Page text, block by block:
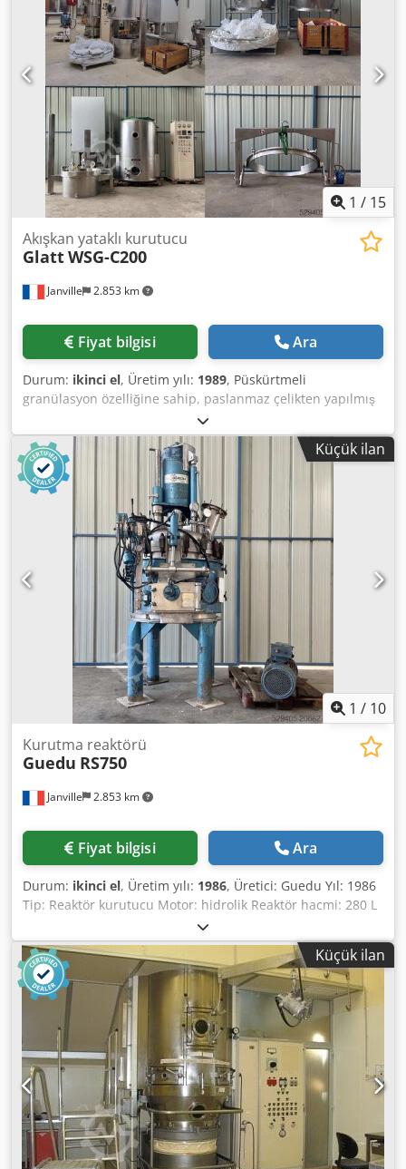
çerçeve üzerine monte edilmiştir. Talep üzerine daha fazla
bilgi, teşekkürler. Djdpfx Aer Nclajcwjck
1 / 15
Janville 2.853 km
Akışkan yataklı kurutucu
GlattWSG-C200
Fiyat bilgisi Ara
Durum: ikinci el, Üretim yılı: 1989, Püskürtmeli
granülasyon özelliğine sahip, paslanmaz çelikten yapılmış
parti tipi akışkan yataklı kurutucu. Üretici: Glatt Model:
WSG-C200 Yıl: 1989 Önceki kullanım: farmasötik Ürün tava
kapasitesi: 700 litre Ürün kapasitesi: 200 – 280 kg Hava
filtrasyonu ve ısıtıcı batarya Torba filtrasyon sistemi Isı
değiştirici: borulu tip Sıcaklık kontrolü: çoklu sensör
Püskürtme: evet Watson Marlow peristaltik pompa
Püskürtme memesi Şase ve kule: 316 paslanmaz çelik
Elektrik panosu 2 tava ve koruyucu cepler ile birlikte satılır
Devirme arabası: mevcut Dokümantasyon: Almanca mevcut
Yedek parça Mevcut vanalar Fan mevcut değil Sıcak su
jeneratörü/kazan mevcut değil. Dcsdpfxjx R An Ss Acwsk
Küçük ilan
1 / 10
Janville 2.853 km
Kurutma reaktörü
Guedu RS750
Fiyat bilgisi Ara
Durum: ikinci el, Üretim yılı: 1986, Üretici: Guedu Yıl: 1986
Tip: Reaktör kurutucu Motor: hidrolik Reaktör hacmi: 280 L
Kabuk devresi: Tank: 14,6 L / 0,9 m2 Alt: 13,75 L / 0,55 m2
Korozyon payı: 1 mm Test basıncı (yarım kabuk): 12 bar
Çalışma basıncı (yarım kabuk): 6 bar buhar Test basıncı
(tank): 6 bar Çalışma basıncı (kap): 3,99 bar gaz ve 10 torr
vakum Dcsdpfx Acex Rz Iqjwjk Çalışma sıcaklığı: - 20°C +
160°C Kaynak katsayısı: 0,7
Küçük ilan